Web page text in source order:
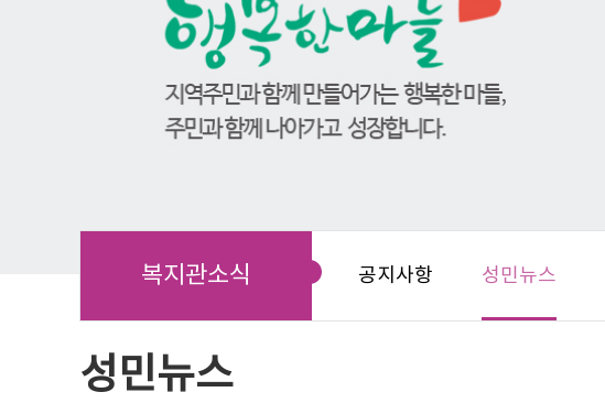
복지관소식 공지사항 성민뉴스
성민뉴스